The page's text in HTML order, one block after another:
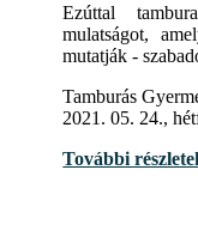
Ezúttal
mulatságot,
mutatják -
Tamburás
2021. 05. 24.,
További